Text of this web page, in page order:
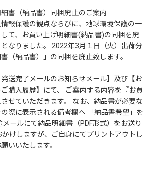
細書（納品書）同梱廃止のご案内
報保護の観点ならびに、地球環境保護の一
て、お買い上げ明細書(納品書)の同梱を廃
なりました。 2022年3月１日（火）出荷分
（納品書）」の同梱を廃止致します。
発送完了メールのお知らせメール】及び【お
購入履歴】にて、 ご案内する内容を『お買
せていただきます。 なお、納品書が必要な
際に表示される備考欄へ 「納品書希望」を
ールにて納品明細書（PDF形式）をお送り
けしますが、ご自身にてプリントアウトし
いいたします。